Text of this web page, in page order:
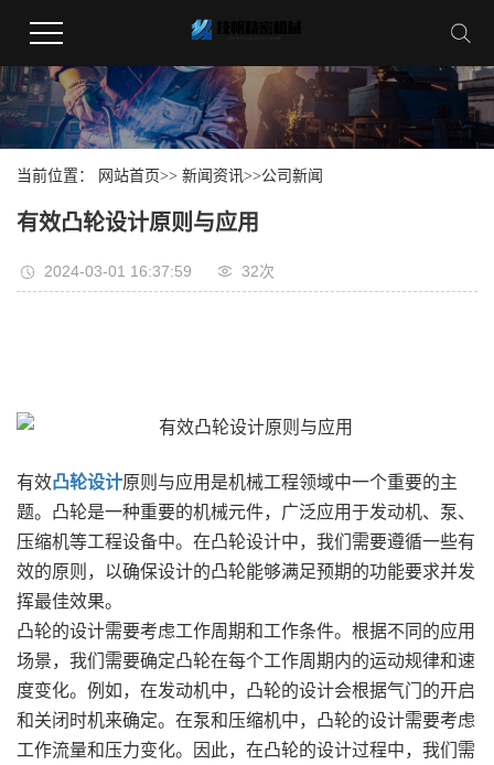
当前位置： 网站首页>> 新闻资讯>>公司新闻
有效凸轮设计原则与应用
2024-03-01 16:37:59 32次
有效凸轮设计原则与应用是机械工程领域中一个重要的主
题。凸轮是一种重要的机械元件，广泛应用于发动机、泵、
压缩机等工程设备中。在凸轮设计中，我们需要遵循一些有
效的原则，以确保设计的凸轮能够满足预期的功能要求并发
挥最佳效果。
凸轮的设计需要考虑工作周期和工作条件。根据不同的应用
场景，我们需要确定凸轮在每个工作周期内的运动规律和速
度变化。例如，在发动机中，凸轮的设计会根据气门的开启
和关闭时机来确定。在泵和压缩机中，凸轮的设计需要考虑
工作流量和压力变化。因此，在凸轮的设计过程中，我们需